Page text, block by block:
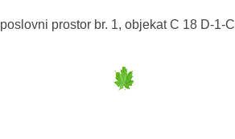
prostor br. 1, objekat C 18 D-1-C